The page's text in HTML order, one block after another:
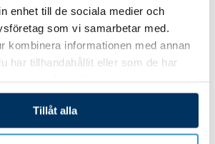
enhet till de sociala medier och
som vi samarbetar med.
kombinera informationen med annan
har tillhandahållit eller som de har
Tillåt alla
JANSSON VATTENRENING
dosering